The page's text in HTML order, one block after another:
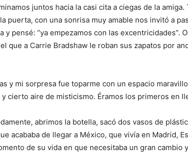
juntos hacia la casi cita a ciegas de la
puerta, con una sonrisa muy amable nos invitó a
y pensé: “ya empezamos con las excentricidades”.
que a Carrie Bradshaw le roban sus zapatos por
y mi sorpresa fue toparme con un espacio
cierto aire de misticismo. Éramos los primeros en
abrimos la botella, sacó dos vasos de
acababa de llegar a México, que vivía en Madrid,
de su vida en que necesitaba un gran cambio